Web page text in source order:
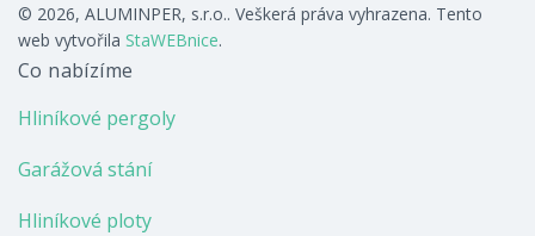
© 2026, ALUMINPER, s.r.o.. Veškerá práva vyhrazena. Tento
web vytvořila StaWEBnice.
Co nabízíme
Hliníkové pergoly
Garážová stání
Hliníkové ploty